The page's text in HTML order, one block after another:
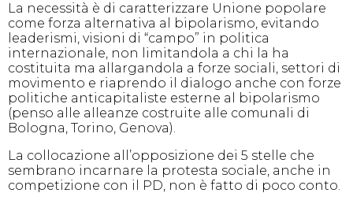
La necessità è di caratterizzare Unione popolare
come forza alternativa al bipolarismo, evitando
leaderismi, visioni di “campo” in politica
internazionale, non limitandola a chi la ha
costituita ma allargandola a forze sociali, settori di
movimento e riaprendo il dialogo anche con forze
politiche anticapitaliste esterne al bipolarismo
(penso alle alleanze costruite alle comunali di
Bologna, Torino, Genova).
La collocazione all’opposizione dei 5 stelle che
sembrano incarnare la protesta sociale, anche in
competizione con il PD, non è fatto di poco conto.